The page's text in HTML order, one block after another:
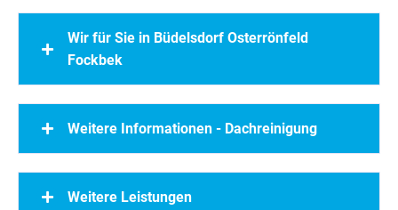
Wir für Sie in Büdelsdorf Osterrönfeld
Fockbek
Weitere Informationen - Dachreinigung
Weitere Leistungen